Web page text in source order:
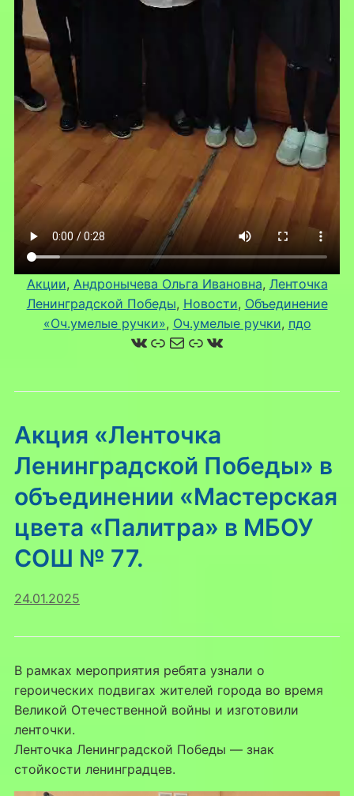
Акции, Андронычева Ольга Ивановна, Ленточка
Ленинградской Победы, Новости, Объединение
«Оч.умелые ручки», Оч.умелые ручки, пдо
ВКонтакте
Ссылка
Почта
Ссылка
ВКонтакте
Акция «Ленточка
Ленинградской Победы» в
объединении «Мастерская
цвета «Палитра» в МБОУ
СОШ № 77.
24.01.2025
В рамках мероприятия ребята узнали о
героических подвигах жителей города во время
Великой Отечественной войны и изготовили
ленточки.
Ленточка Ленинградской Победы — знак
стойкости ленинградцев.